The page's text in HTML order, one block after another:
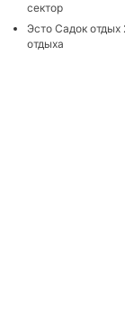
сектор
Эсто Садок отдых
отдыха